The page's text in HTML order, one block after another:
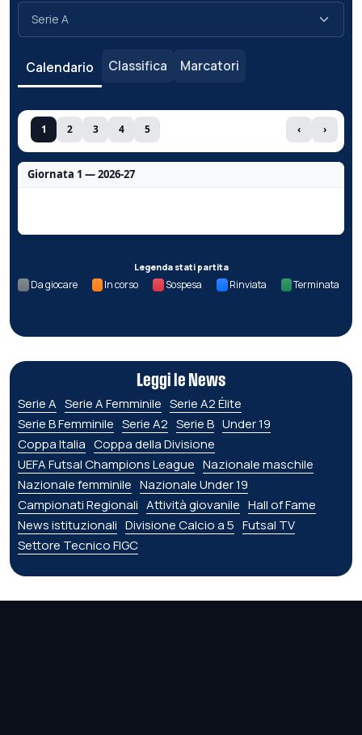
Calendario Classifica Marcatori
1 2 3 4 5 ‹ ›
Giornata 1 — 2026-27
Legenda stati partita
Da giocare In corso Sospesa Rinviata Terminata
Leggi le News
Serie A Serie A Femminile Serie A2 Élite
Serie B Femminile Serie A2 Serie B Under 19
Coppa Italia Coppa della Divisione
UEFA Futsal Champions League Nazionale maschile
Nazionale femminile Nazionale Under 19
Campionati Regionali Attività giovanile Hall of Fame
News istituzionali Divisione Calcio a 5 Futsal TV
Settore Tecnico FIGC